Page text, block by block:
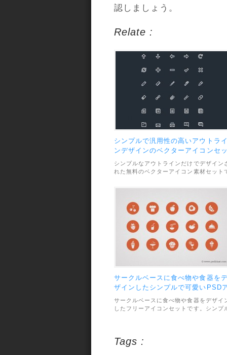
認しましょう。
Relate :
シンプルで汎用性の高いアウトラ
ンデザインのベクターアイコンセ
ト
シンプルなアウトラインだけでデザイン
れた無料のベクターアイコン素材セット
ンなんかに幅広く使えます。素材のファ
なっていて、収録されているアイコン数
合計100種類。利用範囲については、個
人・商用利用問わずOKとなっています。
サークルベースに食べ物や食器を
ザインしたシンプルで可愛いPSD
イコンセット
サークルベースに食べ物や食器をデザイ
したフリーアイコンセットです。シンプ
ついては、個人・商用利用問わずOKとな
っています。
Tags :